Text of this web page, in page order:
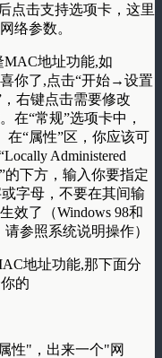
点击支持选项卡，这里
络参数。
MAC地址功能,如
你了,点击“开始→设置
右键点击需要修改
在“常规”选项卡中，
在“属性”区，你应该可
Administered
的下方，输入你要指定
字母，不要在其间输
效了（Windows 98和
参照系统说明操作）
地址功能,那下面分
的
性"，出来一个"网